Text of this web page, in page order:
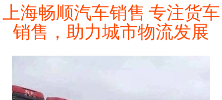
上海畅顺汽车销售 专注货车
销售，助力城市物流发展